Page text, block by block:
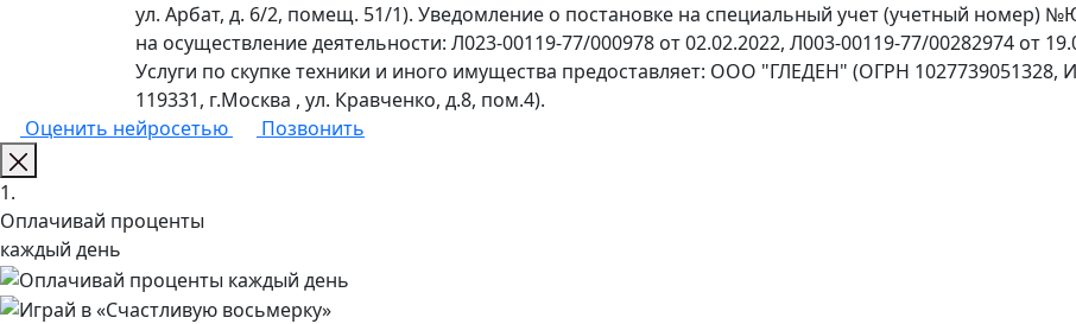
ул. Арбат, д. 6/2, помещ. 51/1). Уведомление о постановке на специальный учет (учетный номер)
на осуществление деятельности: Л023-00119-77/000978 от 02.02.2022, Л003-00119-77/00282974 от
Услуги по скупке техники и иного имущества предоставляет: ООО "ГЛЕДЕН" (ОГРН 1027739051328,
119331, г.Москва , ул. Кравченко, д.8, пом.4).
Оценить нейросетью
Позвонить
1.
Оплачивай проценты
каждый день